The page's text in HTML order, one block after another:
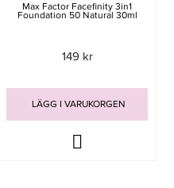
Max Factor Facefinity 3in1
Foundation 50 Natural 30ml
149 kr
LÄGG I VARUKORGEN